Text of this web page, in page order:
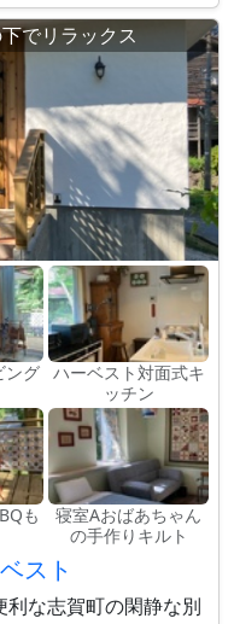
でリラックス
ング ハーベスト対面式キ
ッチン
も
寝室Aおばあちゃん
の手作りキルト
スト
な志賀町の閑静な別